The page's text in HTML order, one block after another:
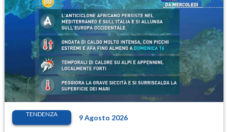
TENDENZA 9 Agosto 2026